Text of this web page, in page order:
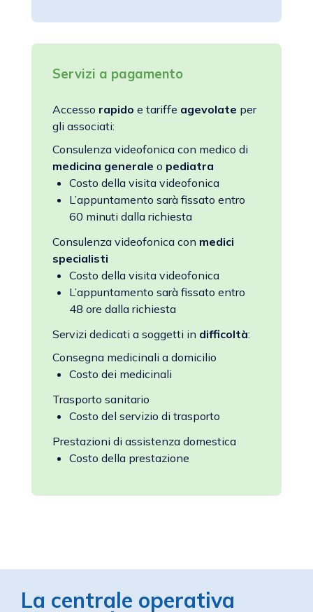
Servizi a pagamento
Accesso rapido e tariffe agevolate per
gli associati:
Consulenza videofonica con medico di
medicina generale o pediatra
Costo della visita videofonica
L’appuntamento sarà fissato entro
60 minuti dalla richiesta
Consulenza videofonica con medici
specialisti
Costo della visita videofonica
L’appuntamento sarà fissato entro
48 ore dalla richiesta
Servizi dedicati a soggetti in difficoltà:
Consegna medicinali a domicilio
Costo dei medicinali
Trasporto sanitario
Costo del servizio di trasporto
Prestazioni di assistenza domestica
Costo della prestazione
La centrale operativa